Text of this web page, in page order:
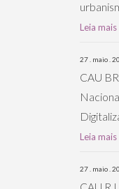
Leia mais
27 . maio .
CAU
Leia mais
27 . maio .